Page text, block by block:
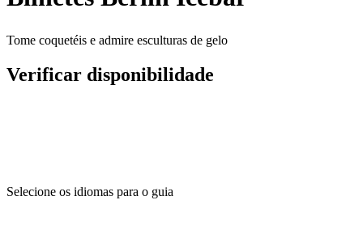
Tome coquetéis e admire esculturas de gelo
Verificar disponibilidade
Selecione os idiomas para o guia